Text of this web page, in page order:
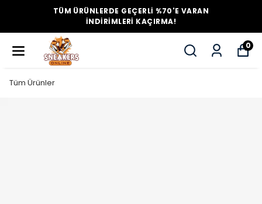
TÜM ÜRÜNLERDE GEÇERLİ %70'E VARAN
İNDİRİMLERİ KAÇIRMA!
0
Tüm Ürünler